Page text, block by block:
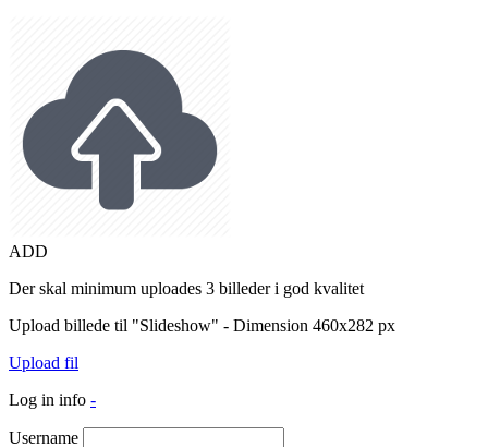
ADD
Der skal minimum uploades 3 billeder i god kvalitet
Upload billede til "Slideshow" - Dimension 460x282 px
Upload fil
Log in info -
Username